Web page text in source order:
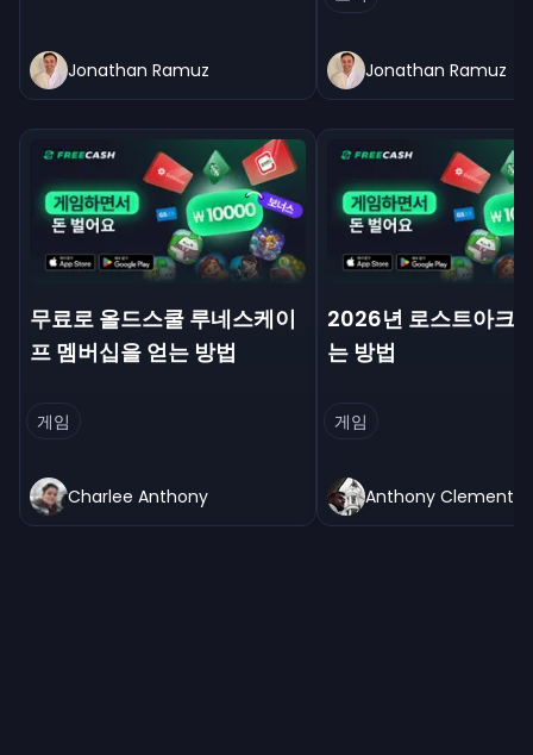
Jonathan Ramuz Jonathan Ramuz
무료로 올드스쿨 루네스케이
프 멤버십을 얻는 방법
게임
Charlee Anthony
2026년 로스트아크
는 방법
게임
Anthony Clement